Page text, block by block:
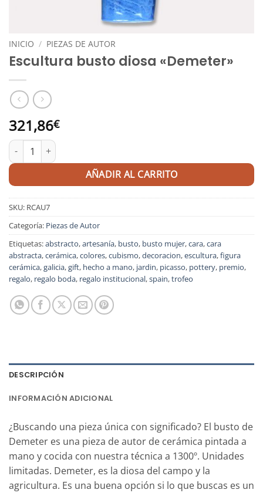
INICIO / PIEZAS DE AUTOR
Escultura busto diosa «Demeter»
321,86€
Escultura busto diosa "Demeter" cantidad
AÑADIR AL CARRITO
SKU: RCAU7
Categoría: Piezas de Autor
Etiquetas:abstracto,artesanía, busto, busto mujer,cara,cara
abstracta,cerámica,colores,cubismo,decoracion,escultura,figura
cerámica,galicia,gift, hecho a mano, jardin, picasso, pottery, premio,
regalo, regalo boda, regalo institucional,spain,trofeo
DESCRIPCIÓN
INFORMACIÓN ADICIONAL
¿Buscando una pieza única con significado? El busto de
Demeter es una pieza de autor de cerámica pintada a
mano y cocida con nuestra técnica a 1300º. Unidades
limitadas. Demeter, es la diosa del campo y la
agricultura. Es una buena opción si lo que buscas es un